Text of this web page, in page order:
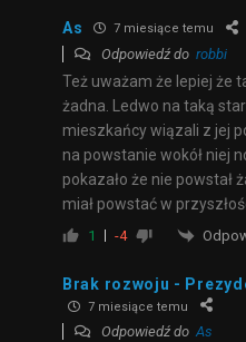
As 7 miesiące temu
Odpowiedź do robbi
Też uważam że lepiej że
żadna. Ledwo na taką
mieszkańcy wiązali z jej
na powstanie wokół niej
pokazało że nie powstał
miał powstać w
1 -4
Brak rozwoju -
7 miesiące temu
Odpowiedź doAs